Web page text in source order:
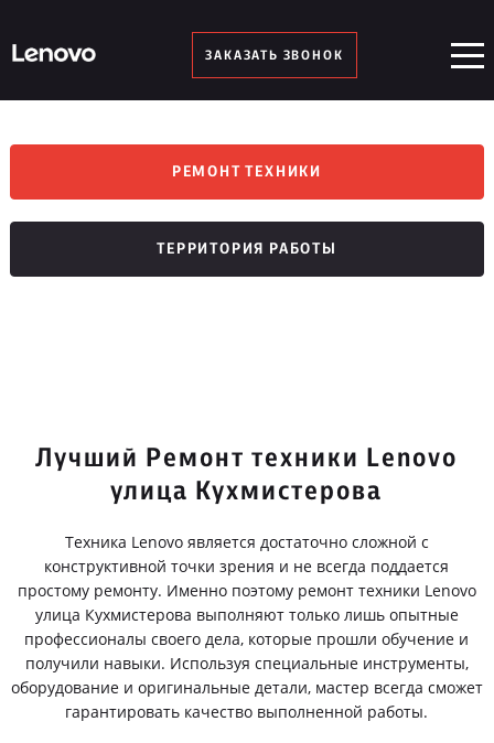
ЗАКАЗАТЬ ЗВОНОК
РЕМОНТ ТЕХНИКИ
ТЕРРИТОРИЯ РАБОТЫ
Лучший Ремонт техники Lenovo
улица Кухмистерова
Техника Lenovo является достаточно сложной с
конструктивной точки зрения и не всегда поддается
простому ремонту. Именно поэтому ремонт техники Lenovo
улица Кухмистерова выполняют только лишь опытные
профессионалы своего дела, которые прошли обучение и
получили навыки. Используя специальные инструменты,
оборудование и оригинальные детали, мастер всегда сможет
гарантировать качество выполненной работы.